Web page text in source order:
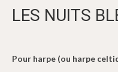
LES NUITS
Pour harpe (ou harpe